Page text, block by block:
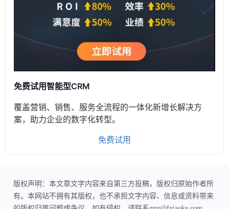
免费试用智能型CRM
覆盖营销、销售、服务全流程的一体化新增长解决方
案，助力企业的数字化转型。
免费试用
版权声明：本文章文字内容来自第三方投稿，版权归原始作者所
有。本网站不拥有其版权，也不承担文字内容、信息或资料带来